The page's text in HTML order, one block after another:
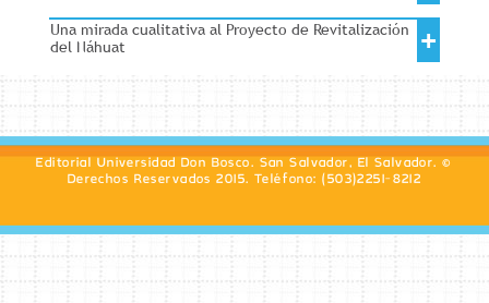
Una mirada cualitativa al Proyecto de Revitalización
del Náhuat
+
Editorial Universidad Don Bosco. San Salvador, El Salvador. ©
Derechos Reservados 2015. Teléfono: (503)2251-8212